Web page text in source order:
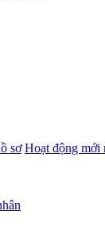
sơ Hoạt động mới